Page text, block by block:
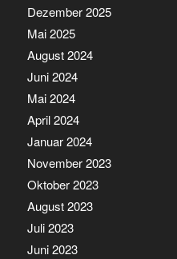
Dezember 2025
Mai 2025
August 2024
Juni 2024
Mai 2024
April 2024
Januar 2024
November 2023
Oktober 2023
August 2023
Juli 2023
Juni 2023